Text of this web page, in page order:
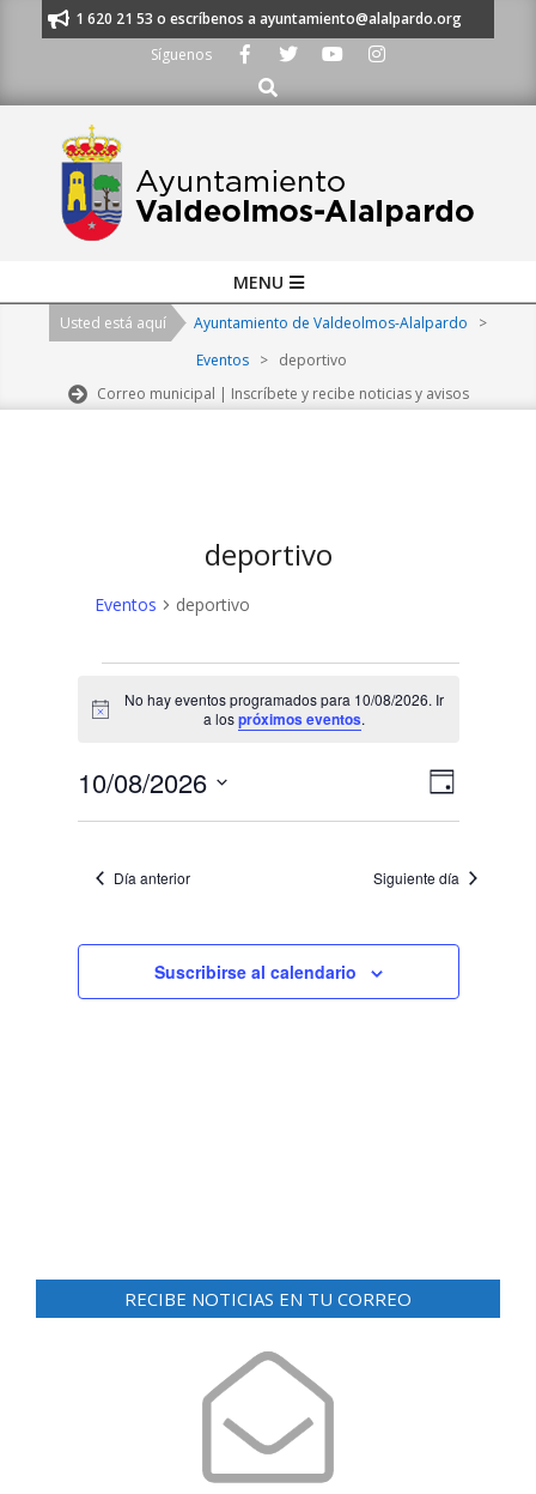
al 91 620 21 53 o escríbenos a ayuntamiento@alalpardo.org
Síguenos
Buscar
Navigation
MENU
Usted está aquí Ayuntamiento de Valdeolmos-Alalpardo
>
Eventos > deportivo
Correo municipal | Inscríbete y recibe noticias y avisos
deportivo
Eventos deportivo
en
10/08/2026
Aviso
No hay eventos programados para 10/08/2026. Ir
a lospróximos eventos.
N
a
v
g
a
v
i
N
e
i
a
Día
10/08/2026
Día anterior Siguiente día
Suscribirse al calendario
RECIBE NOTICIAS EN TU CORREO